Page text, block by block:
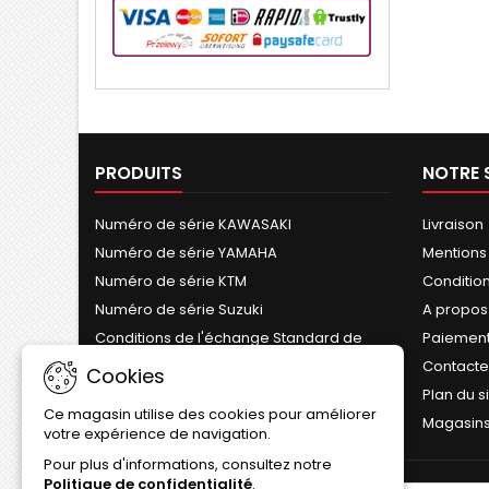
PRODUITS
Numéro de série KAWASAKI
Numéro de série YAMAHA
Numéro de série KTM
Numéro de série Suzuki
Conditions de l'échange Standard de
Cylindre
NOTRE
Livraison
A propos
Plan du
Magasins
Cookies
Ce magasin utilise des cookies pour améliorer
votre expérience de navigation.
Pour plus d'informations, consultez notre
Politique de confidentialité.